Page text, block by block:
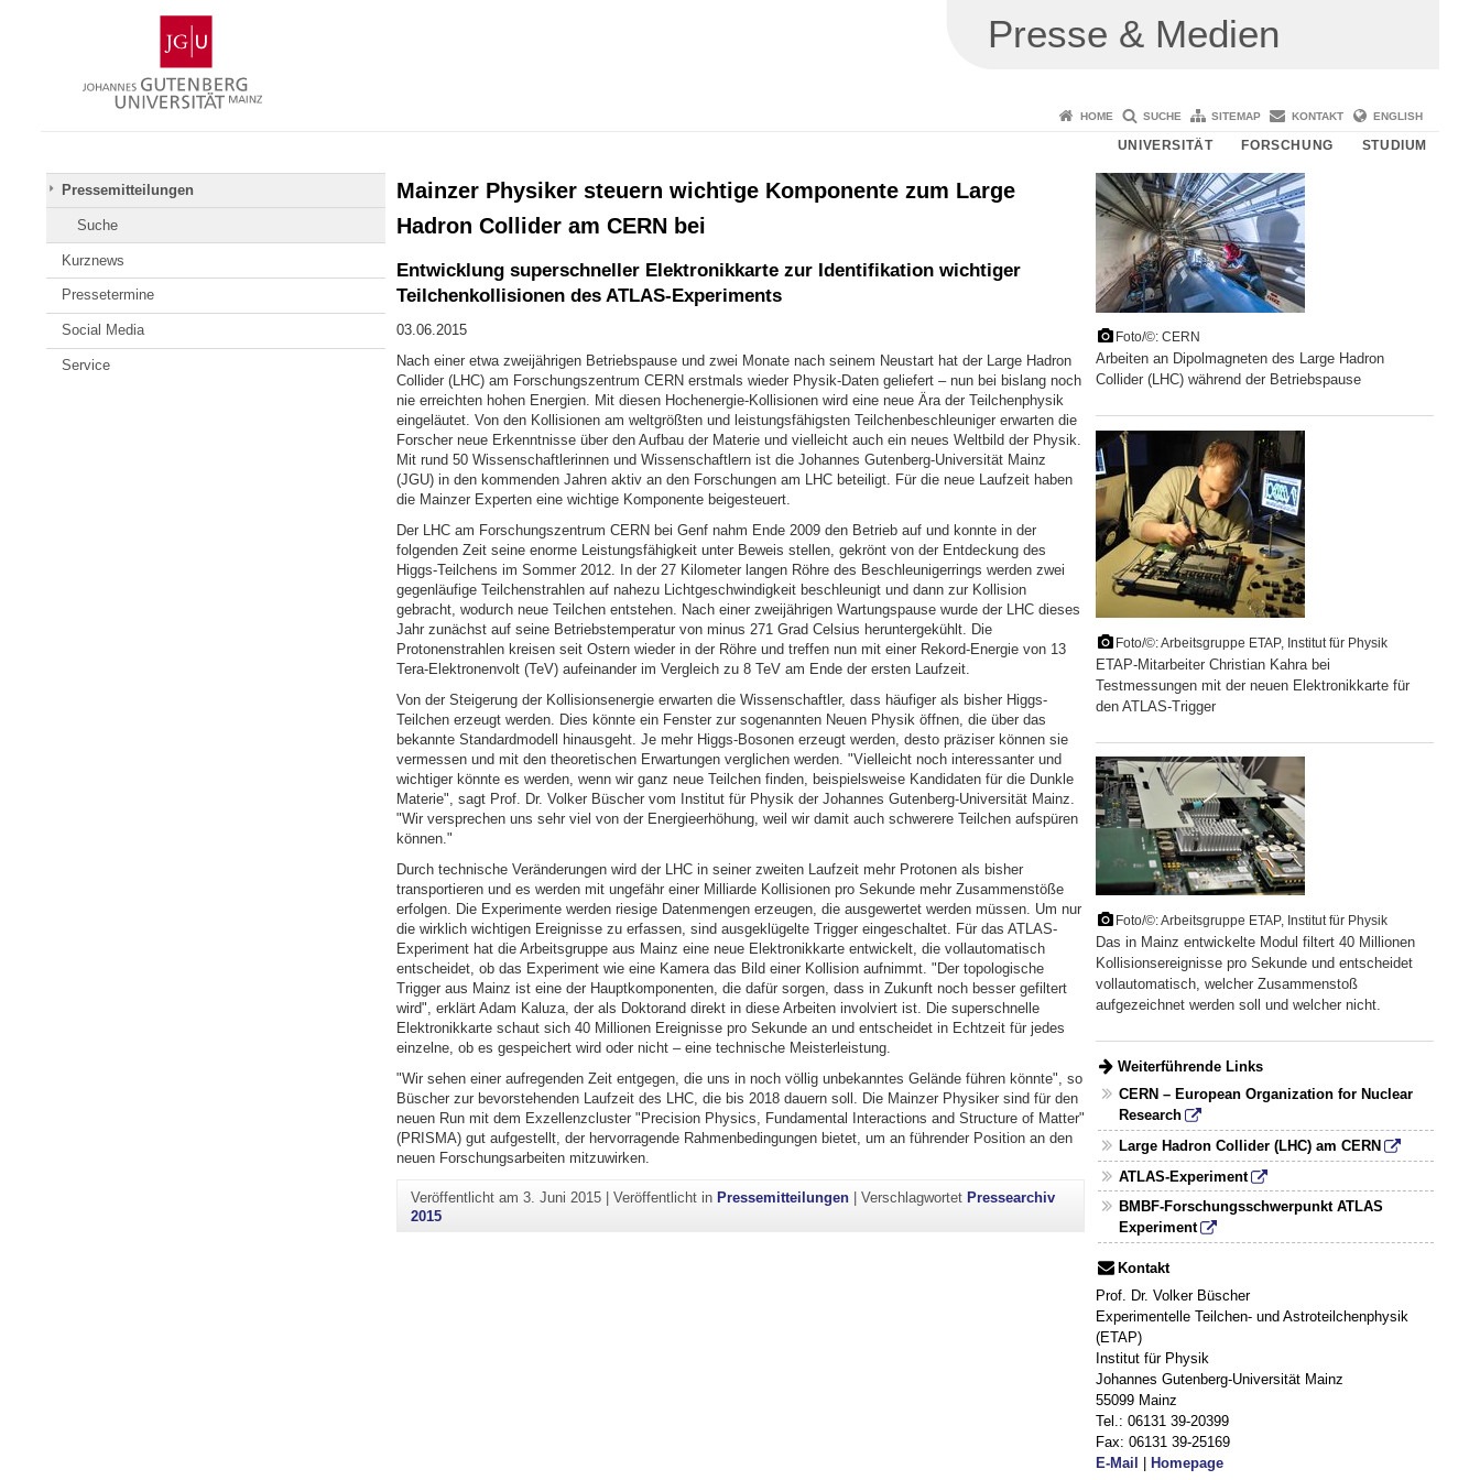
Gutenberg-
Universität
Mainz
Presse & Medien
HOME SUCHE SITEMAP KONTAKT ENGLISH
UNIVERSITÄT FORSCHUNG STUDIUM
Pressemitteilungen
Suche
Kurznews
Pressetermine
Social Media
Service
Mainzer Physiker steuern wichtige Komponente zum Large
Hadron Collider am CERN bei
Entwicklung superschneller Elektronikkarte zur Identifikation wichtiger
Teilchenkollisionen des ATLAS-Experiments
03.06.2015
Nach einer etwa zweijährigen Betriebspause und zwei Monate nach seinem Neustart hat der Large Hadron
Collider (LHC) am Forschungszentrum CERN erstmals wieder Physik-Daten geliefert – nun bei bislang noch
nie erreichten hohen Energien. Mit diesen Hochenergie-Kollisionen wird eine neue Ära der Teilchenphysik
eingeläutet. Von den Kollisionen am weltgrößten und leistungsfähigsten Teilchenbeschleuniger erwarten die
Forscher neue Erkenntnisse über den Aufbau der Materie und vielleicht auch ein neues Weltbild der Physik.
Mit rund 50 Wissenschaftlerinnen und Wissenschaftlern ist die Johannes Gutenberg-Universität Mainz
(JGU) in den kommenden Jahren aktiv an den Forschungen am LHC beteiligt. Für die neue Laufzeit haben
die Mainzer Experten eine wichtige Komponente beigesteuert.
Der LHC am Forschungszentrum CERN bei Genf nahm Ende 2009 den Betrieb auf und konnte in der
folgenden Zeit seine enorme Leistungsfähigkeit unter Beweis stellen, gekrönt von der Entdeckung des
Higgs-Teilchens im Sommer 2012. In der 27 Kilometer langen Röhre des Beschleunigerrings werden zwei
gegenläufige Teilchenstrahlen auf nahezu Lichtgeschwindigkeit beschleunigt und dann zur Kollision
gebracht, wodurch neue Teilchen entstehen. Nach einer zweijährigen Wartungspause wurde der LHC dieses
Jahr zunächst auf seine Betriebstemperatur von minus 271 Grad Celsius heruntergekühlt. Die
Protonenstrahlen kreisen seit Ostern wieder in der Röhre und treffen nun mit einer Rekord-Energie von 13
Tera-Elektronenvolt (TeV) aufeinander im Vergleich zu 8 TeV am Ende der ersten Laufzeit.
Von der Steigerung der Kollisionsenergie erwarten die Wissenschaftler, dass häufiger als bisher Higgs-
Teilchen erzeugt werden. Dies könnte ein Fenster zur sogenannten Neuen Physik öffnen, die über das
bekannte Standardmodell hinausgeht. Je mehr Higgs-Bosonen erzeugt werden, desto präziser können sie
vermessen und mit den theoretischen Erwartungen verglichen werden. "Vielleicht noch interessanter und
wichtiger könnte es werden, wenn wir ganz neue Teilchen finden, beispielsweise Kandidaten für die Dunkle
Materie", sagt Prof. Dr. Volker Büscher vom Institut für Physik der Johannes Gutenberg-Universität Mainz.
"Wir versprechen uns sehr viel von der Energieerhöhung, weil wir damit auch schwerere Teilchen aufspüren
können."
Durch technische Veränderungen wird der LHC in seiner zweiten Laufzeit mehr Protonen als bisher
transportieren und es werden mit ungefähr einer Milliarde Kollisionen pro Sekunde mehr Zusammenstöße
erfolgen. Die Experimente werden riesige Datenmengen erzeugen, die ausgewertet werden müssen. Um nur
die wirklich wichtigen Ereignisse zu erfassen, sind ausgeklügelte Trigger eingeschaltet. Für das ATLAS-
Experiment hat die Arbeitsgruppe aus Mainz eine neue Elektronikkarte entwickelt, die vollautomatisch
entscheidet, ob das Experiment wie eine Kamera das Bild einer Kollision aufnimmt. "Der topologische
Trigger aus Mainz ist eine der Hauptkomponenten, die dafür sorgen, dass in Zukunft noch besser gefiltert
wird", erklärt Adam Kaluza, der als Doktorand direkt in diese Arbeiten involviert ist. Die superschnelle
Elektronikkarte schaut sich 40 Millionen Ereignisse pro Sekunde an und entscheidet in Echtzeit für jedes
einzelne, ob es gespeichert wird oder nicht – eine technische Meisterleistung.
"Wir sehen einer aufregenden Zeit entgegen, die uns in noch völlig unbekanntes Gelände führen könnte", so
Büscher zur bevorstehenden Laufzeit des LHC, die bis 2018 dauern soll. Die Mainzer Physiker sind für den
neuen Run mit dem Exzellenzcluster "Precision Physics, Fundamental Interactions and Structure of Matter"
(PRISMA) gut aufgestellt, der hervorragende Rahmenbedingungen bietet, um an führender Position an den
neuen Forschungsarbeiten mitzuwirken.
Veröffentlicht am3. Juni 2015 |Veröffentlicht in Pressemitteilungen |Verschlagwortet Pressearchiv
2015
Foto/©: CERN
Arbeiten an Dipolmagneten des Large Hadron
Collider (LHC) während der Betriebspause
Foto/©: Arbeitsgruppe ETAP, Institut für Physik
ETAP-Mitarbeiter Christian Kahra bei
Testmessungen mit der neuen Elektronikkarte für
den ATLAS-Trigger
Foto/©: Arbeitsgruppe ETAP, Institut für Physik
Das in Mainz entwickelte Modul filtert 40 Millionen
Kollisionsereignisse pro Sekunde und entscheidet
vollautomatisch, welcher Zusammenstoß
aufgezeichnet werden soll und welcher nicht.
Weiterführende Links
CERN – European Organization for Nuclear
Research
Large Hadron Collider (LHC) am CERN
ATLAS-Experiment
BMBF-Forschungsschwerpunkt ATLAS
Experiment
Kontakt
Prof. Dr. Volker Büscher
Experimentelle Teilchen- und Astroteilchenphysik
(ETAP)
Institut für Physik
Johannes Gutenberg-Universität Mainz
55099 Mainz
Tel.: 06131 39-20399
Fax: 06131 39-25169
E-Mail
Homepage